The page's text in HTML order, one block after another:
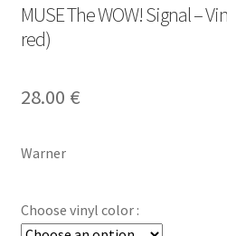
MUSE The WOW! Signal –
red)
28.00 €
Warner
Choose vinyl color :